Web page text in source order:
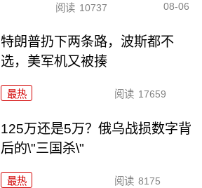
阅读 10737 08-06
特朗普扔下两条路，波斯都不
选，美军机又被揍
最热 阅读 17659
125万还是5万？俄乌战损数字背
后的\"三国杀\"
最热 阅读 8175